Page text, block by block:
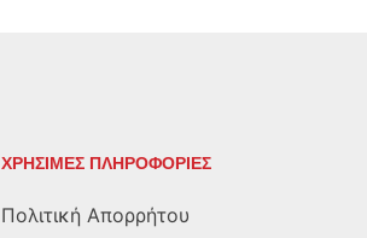
ΧΡΗΣΙΜΕΣ ΠΛΗΡΟΦΟΡΙΕΣ
Πολιτική Απορρήτου